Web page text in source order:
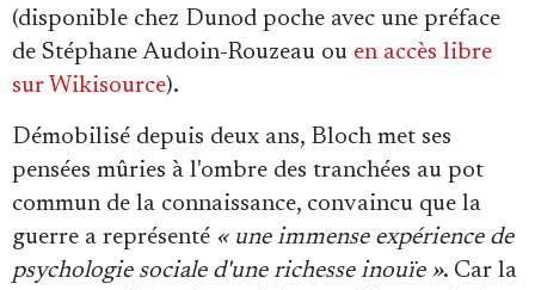
(disponible chez Dunod poche avec une préface
de Stéphane Audoin-Rouzeau ou en accès libre
sur Wikisource).
Démobilisé depuis deux ans, Bloch met ses
pensées mûries à l'ombre des tranchées au pot
commun de la connaissance, convaincu que la
guerre a représenté « une immense expérience de
psychologie sociale d'une richesse inouïe ». Car la